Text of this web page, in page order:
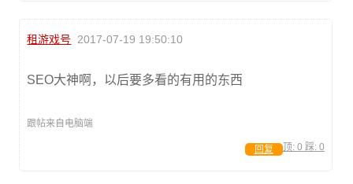
租游戏号 2017-07-19 19:50:10
SEO大神啊，以后要多看的有用的东西
跟帖来自电脑端
顶: 0 踩: 0
回复